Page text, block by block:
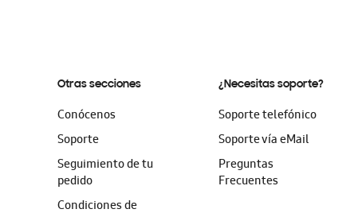
Otras secciones
Conócenos
Soporte
Seguimiento de tu
pedido
Condiciones de
¿Necesitas soporte?
Soporte telefónico
Soporte vía eMail
Preguntas
Frecuentes